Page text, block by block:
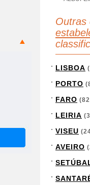
Outras
LISBOA
PORTO
FARO
LEIRIA
VISEU
AVEIRO